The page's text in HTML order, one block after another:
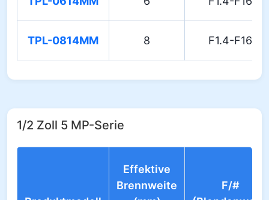
TPL-0814MM 8 F1.4-F16
1/2 Zoll 5 MP-Serie
Effektive
Brennweite
F/#